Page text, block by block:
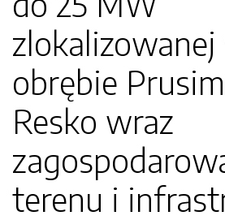
obrębie
Resko wraz
terenu i